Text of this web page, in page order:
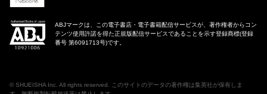
ABJマークは、この電子書店・電子書籍配信サービスが、著作権者からコン
テンツ使用許諾を得た正規版配信サービスであることを示す登録商標(登録
番号 第6091713号)です。
© SHUEISHA Inc. All rights reserved. このサイトのデータの著作権は集英社が保有しま